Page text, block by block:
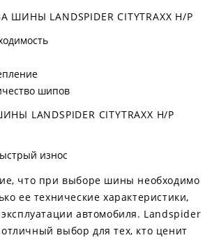
LANDSPIDER CITYTRAXX H/P
шипов
LANDSPIDER CITYTRAXX H/P
износ
что при выборе шины необходимо
ее технические характеристики,
автомобиля. Landspider
выбор для тех, кто ценит